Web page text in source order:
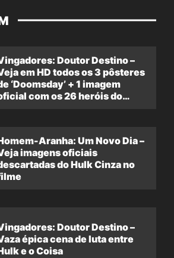
Doutor Destino –
em HD todos os 3 pôsteres
‘Doomsday’ + 1 imagem
com os 26 heróis do
Aranha: Um Novo Dia –
imagens oficiais
do Hulk Cinza no
Doutor Destino –
épica cena de luta entre
e o Coisa